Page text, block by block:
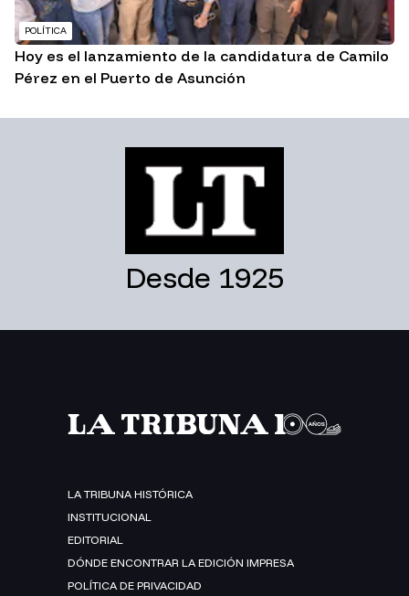
POLÍTICA
Hoy es el lanzamiento de la candidatura de Camilo
Pérez en el Puerto de Asunción
Desde 1925
LA TRIBUNA HISTÓRICA
INSTITUCIONAL
EDITORIAL
DÓNDE ENCONTRAR LA EDICIÓN IMPRESA
POLÍTICA DE PRIVACIDAD